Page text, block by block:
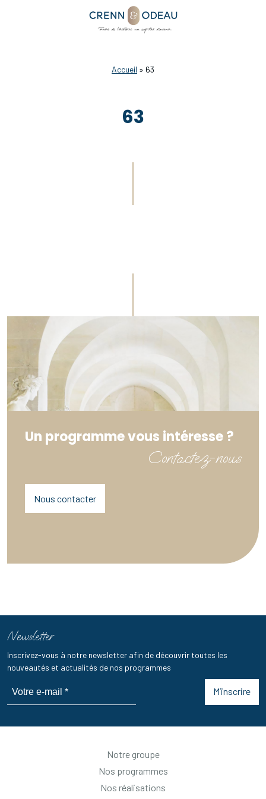
Accueil » 63
63
Un programme vous intéresse ?
Contactez-nous
Nous contacter
Newsletter
Inscrivez-vous à notre newsletter afin de découvrir toutes les
nouveautés et actualités de nos programmes
M’inscrire
Notre groupe
Nos programmes
Nos réalisations